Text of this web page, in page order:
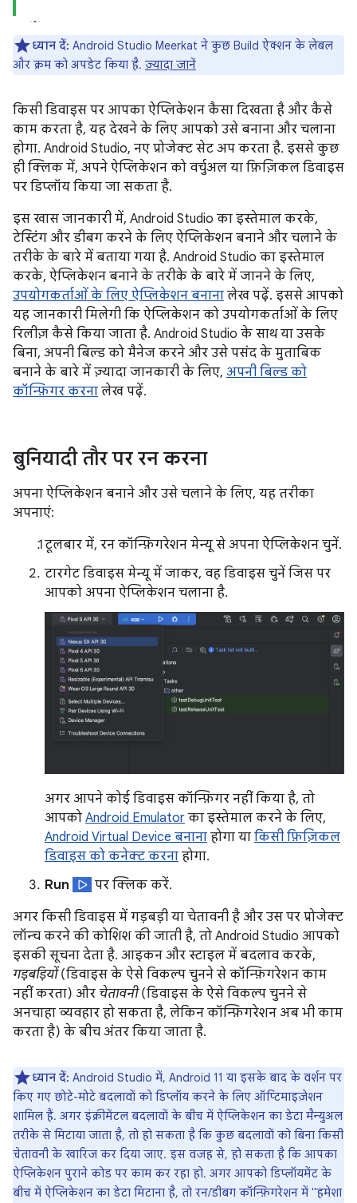
ध्यान दें: Android Studio Meerkat ने कुछ Build ऐक्शन के लेबल
और क्रम को अपडेट किया है. ज़्यादा जानें
किसी डिवाइस पर आपका ऐप्लिकेशन कैसा दिखता है और कैसे
काम करता है, यह देखने के लिए आपको उसे बनाना और चलाना
होगा. Android Studio, नए प्रोजेक्ट सेट अप करता है. इससे कुछ
ही क्लिक में, अपने ऐप्लिकेशन को वर्चुअल या फ़िज़िकल डिवाइस
पर डिप्लॉय किया जा सकता है.
इस खास जानकारी में, Android Studio का इस्तेमाल करके,
टेस्टिंग और डीबग करने के लिए ऐप्लिकेशन बनाने और चलाने के
तरीके के बारे में बताया गया है. Android Studio का इस्तेमाल
करके, ऐप्लिकेशन बनाने के तरीके के बारे में जानने के लिए,
उपयोगकर्ताओं के लिए ऐप्लिकेशन बनाना लेख पढ़ें. इससे आपको
यह जानकारी मिलेगी कि ऐप्लिकेशन को उपयोगकर्ताओं के लिए
रिलीज़ कैसे किया जाता है. Android Studio के साथ या उसके
बिना, अपनी बिल्ड को मैनेज करने और उसे पसंद के मुताबिक
बनाने के बारे में ज़्यादा जानकारी के लिए, अपनी बिल्ड को
कॉन्फ़िगर करना लेख पढ़ें.
बुनियादी तौर पर रन करना
अपना ऐप्लिकेशन बनाने और उसे चलाने के लिए, यह तरीका
अपनाएं:
टूलबार में, रन कॉन्फ़िगरेशन मेन्यू से अपना ऐप्लिकेशन चुनें.
टारगेट डिवाइस मेन्यू में जाकर, वह डिवाइस चुनें जिस पर
आपको अपना ऐप्लिकेशन चलाना है.
अगर आपने कोई डिवाइस कॉन्फ़िगर नहीं किया है, तो
आपको Android Emulator का इस्तेमाल करने के लिए,
Android Virtual Device बनाना होगा या किसी फ़िज़िकल
डिवाइस को कनेक्ट करना होगा.
Run
पर क्लिक करें.
अगर किसी डिवाइस में गड़बड़ी या चेतावनी है और उस पर प्रोजेक्ट
लॉन्च करने की कोशिश की जाती है, तो Android Studio आपको
इसकी सूचना देता है. आइकन और स्टाइल में बदलाव करके,
गड़बड़ियों(डिवाइस के ऐसे विकल्प चुनने से कॉन्फ़िगरेशन काम
नहीं करता) और चेतावनी(डिवाइस के ऐसे विकल्प चुनने से
अनचाहा व्यवहार हो सकता है, लेकिन कॉन्फ़िगरेशन अब भी काम
करता है) के बीच अंतर किया जाता है.
ध्यान दें: Android Studio में, Android 11 या इसके बाद के वर्शन पर
किए गए छोटे-मोटे बदलावों को डिप्लॉय करने के लिए ऑप्टिमाइज़ेशन
शामिल हैं. अगर इंक्रीमेंटल बदलावों के बीच में ऐप्लिकेशन का डेटा मैन्युअल
तरीके से मिटाया जाता है, तो हो सकता है कि कुछ बदलावों को बिना किसी
चेतावनी के खारिज कर दिया जाए. इस वजह से, हो सकता है कि आपका
ऐप्लिकेशन पुराने कोड पर काम कर रहा हो. अगर आपको डिप्लॉयमेंट के
बीच में ऐप्लिकेशन का डेटा मिटाना है, तो रन/डीबग कॉन्फ़िगरेशन में "हमेशा